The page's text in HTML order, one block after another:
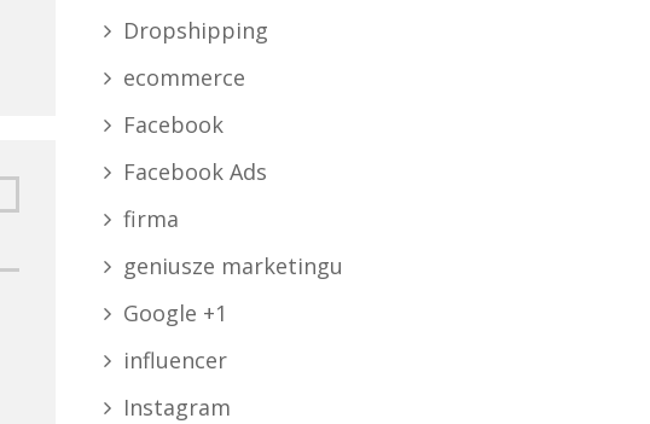
Dropshipping
ecommerce
Facebook
Facebook Ads
firma
geniusze marketingu
Google +1
influencer
Instagram